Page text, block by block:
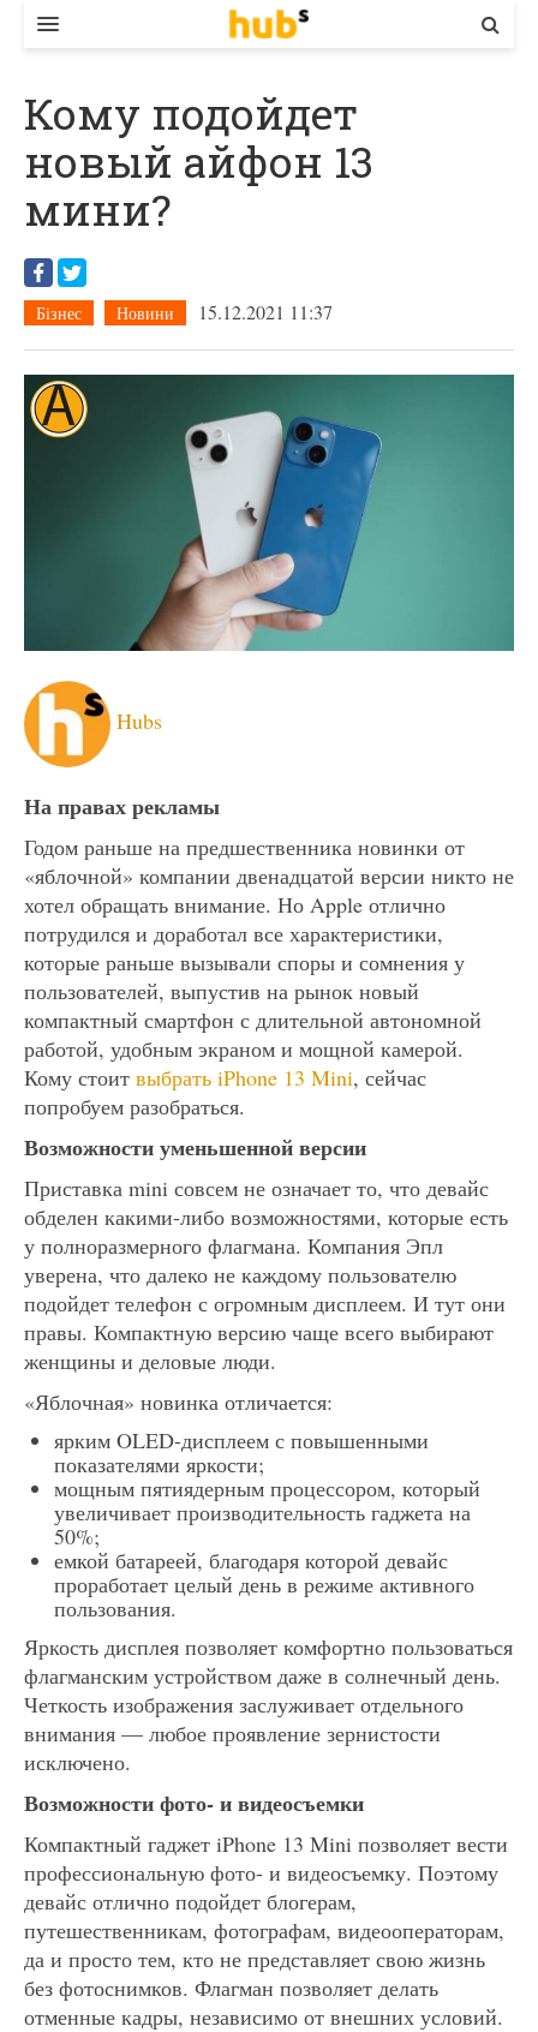
ЕКОНОМІКА
БІЗНЕС
СТАРТЕР
КОНТАКТИ
Кому подойдет
новый айфон 13
мини?
Бізнес Новини 15.12.2021 11:37
Hubs
На правах рекламы
Годом раньше на предшественника новинки от
«яблочной» компании двенадцатой версии никто не
хотел обращать внимание. Но Apple отлично
потрудился и доработал все характеристики,
которые раньше вызывали споры и сомнения у
пользователей, выпустив на рынок новый
компактный смартфон с длительной автономной
работой, удобным экраном и мощной камерой.
Кому стоит выбрать iPhone 13 Mini, сейчас
попробуем разобраться.
Возможности уменьшенной версии
Приставка mini совсем не означает то, что девайс
обделен какими-либо возможностями, которые есть
у полноразмерного флагмана. Компания Эпл
уверена, что далеко не каждому пользователю
подойдет телефон с огромным дисплеем. И тут они
правы. Компактную версию чаще всего выбирают
женщины и деловые люди.
«Яблочная» новинка отличается:
ярким OLED-дисплеем с повышенными
показателями яркости;
мощным пятиядерным процессором, который
увеличивает производительность гаджета на
50%;
емкой батареей, благодаря которой девайс
проработает целый день в режиме активного
пользования.
Яркость дисплея позволяет комфортно пользоваться
флагманским устройством даже в солнечный день.
Четкость изображения заслуживает отдельного
внимания — любое проявление зернистости
исключено.
Возможности фото- и видеосъемки
Компактный гаджет iPhone 13 Mini позволяет вести
профессиональную фото- и видеосъемку. Поэтому
девайс отлично подойдет блогерам,
путешественникам, фотографам, видеооператорам,
да и просто тем, кто не представляет свою жизнь
без фотоснимков. Флагман позволяет делать
отменные кадры, независимо от внешних условий.